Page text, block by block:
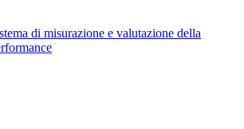
di misurazione e valutazione della